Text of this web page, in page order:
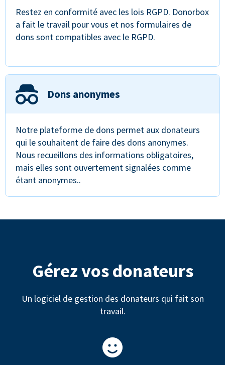
Restez en conformité avec les lois RGPD. Donorbox
a fait le travail pour vous et nos formulaires de
dons sont compatibles avec le RGPD.
Dons anonymes
Notre plateforme de dons permet aux donateurs
qui le souhaitent de faire des dons anonymes.
Nous recueillons des informations obligatoires,
mais elles sont ouvertement signalées comme
étant anonymes..
Gérez vos donateurs
Un logiciel de gestion des donateurs qui fait son
travail.